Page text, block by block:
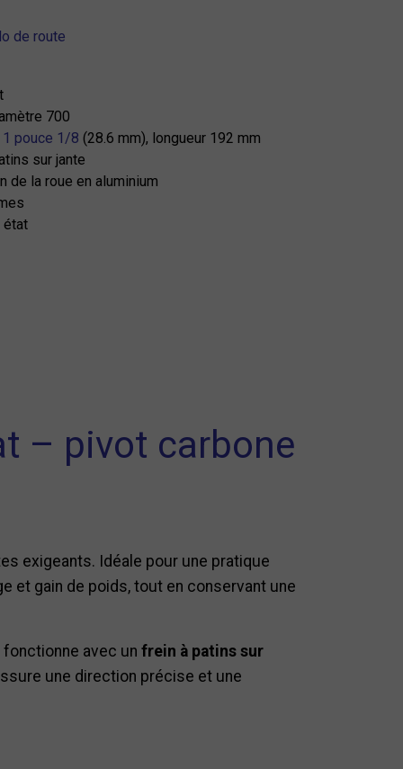
de route
700
pouce 1/8 (28.6 mm), longueur 192 mm
sur jante
de la roue en aluminium
état
– pivot carbone
exigeants. Idéale pour une pratique
et gain de poids, tout en conservant une
avec un frein à patins sur
une direction précise et une